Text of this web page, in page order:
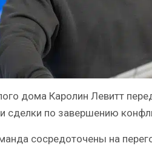
дома Каролин Левитт
сделки по завершению
сосредоточены на